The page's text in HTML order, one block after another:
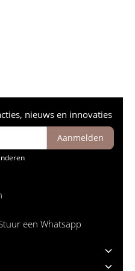
nieuws en innovaties
Aanmelden
een Whatsapp